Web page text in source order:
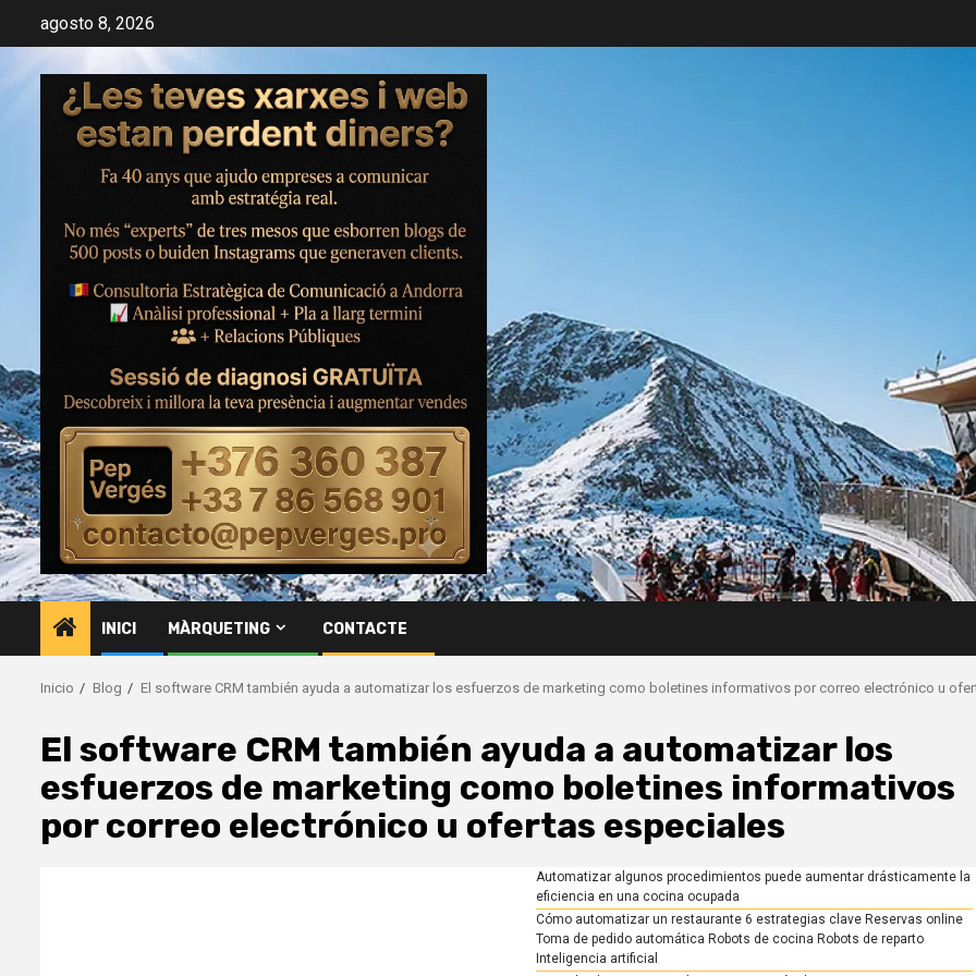
agosto 8, 2026
INICI MÀRQUETING CONTACTE
Inicio Blog El software CRM también ayuda a automatizar los esfuerzos de marketing como boletines informativos por correo electrónico u
El software CRM también ayuda a automatizar los
esfuerzos de marketing como boletines informativos
por correo electrónico u ofertas especiales
Automatizar algunos procedimientos puede aumentar drásticamente la
eficiencia en una cocina ocupada
Cómo automatizar un restaurante 6 estrategias clave Reservas online
Toma de pedido automática Robots de cocina Robots de reparto
Inteligencia artificial